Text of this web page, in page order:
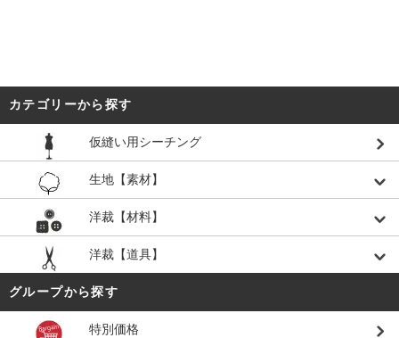
カテゴリーから探す
仮縫い用シーチング
生地【素材】
洋裁【材料】
洋裁【道具】
グループから探す
特別価格